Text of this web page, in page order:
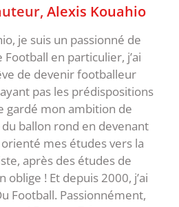
Alexis Kouahio
je suis un passionné de
en particulier, j’ai
de devenir footballeur
pas les prédispositions
gardé mon ambition de
ballon rond en devenant
mes études vers la
après des études de
oblige ! Et depuis 2000, j’ai
Football. Passionnément,